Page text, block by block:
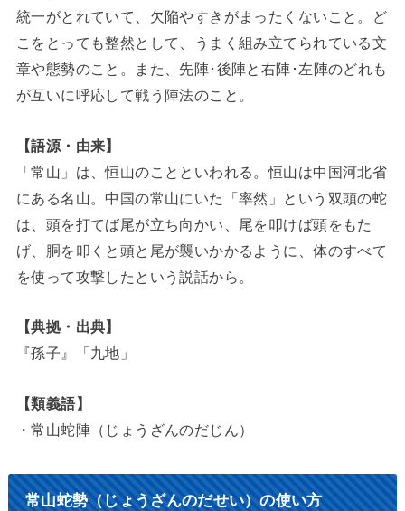
統一がとれていて、欠陥やすきがまったくないこと。ど
こをとっても整然として、うまく組み立てられている文
章や態勢のこと。また、先陣･後陣と右陣･左陣のどれも
が互いに呼応して戦う陣法のこと。
【語源・由来】
「常山」は、恒山のことといわれる。恒山は中国河北省
にある名山。中国の常山にいた「率然」という双頭の蛇
は、頭を打てば尾が立ち向かい、尾を叩けば頭をもた
げ、胴を叩くと頭と尾が襲いかかるように、体のすべて
を使って攻撃したという説話から。
【典拠・出典】
『孫子』「九地」
【類義語】
・常山蛇陣（じょうざんのだじん）
常山蛇勢（じょうざんのだせい）の使い方